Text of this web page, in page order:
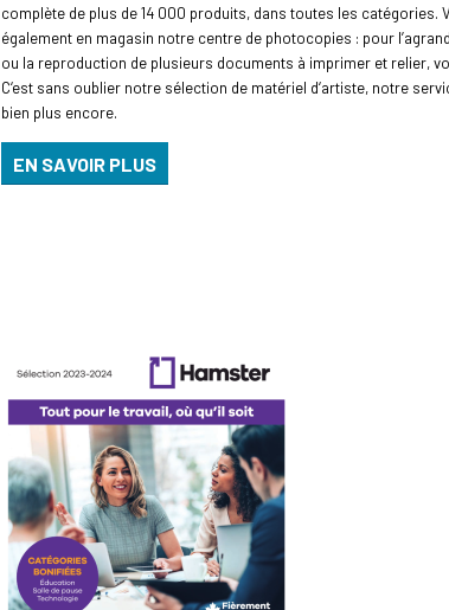
complète de plus de 14 000 produits, dans toutes les catégories.
également en magasin notre centre de photocopies : pour
ou la reproduction de plusieurs documents à imprimer et relier,
C‘est sans oublier notre sélection de matériel d‘artiste, notre
bien plus encore.
EN SAVOIR PLUS